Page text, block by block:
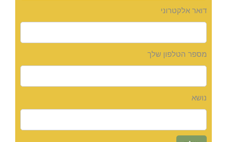
דואר אלקטרוני
מספר הטלפון שלך
נושא